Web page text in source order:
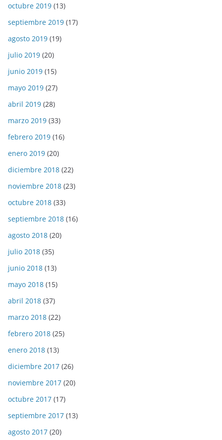
octubre 2019 (13)
septiembre 2019 (17)
agosto 2019 (19)
julio 2019 (20)
junio 2019 (15)
mayo 2019 (27)
abril 2019 (28)
marzo 2019 (33)
febrero 2019 (16)
enero 2019 (20)
diciembre 2018 (22)
noviembre 2018 (23)
octubre 2018 (33)
septiembre 2018 (16)
agosto 2018 (20)
julio 2018 (35)
junio 2018 (13)
mayo 2018 (15)
abril 2018 (37)
marzo 2018 (22)
febrero 2018 (25)
enero 2018 (13)
diciembre 2017 (26)
noviembre 2017 (20)
octubre 2017 (17)
septiembre 2017 (13)
agosto 2017 (20)